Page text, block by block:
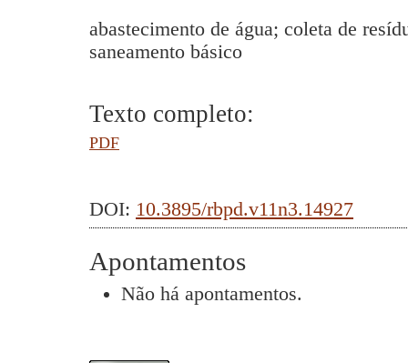
abastecimento de água; coleta de
saneamento básico
Texto completo:
PDF
DOI: 10.3895/rbpd.v11n3.14927
Apontamentos
Não há apontamentos.